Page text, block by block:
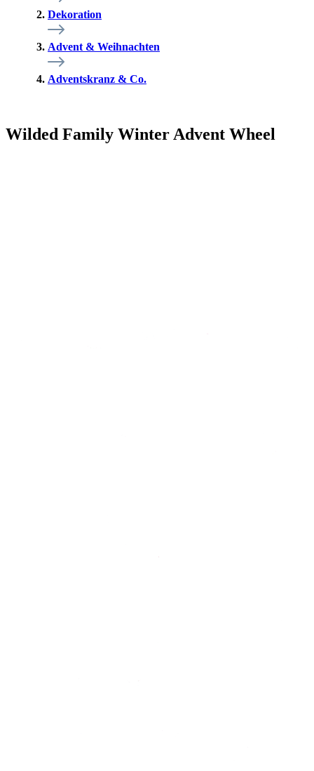
Dekoration
Advent & Weihnachten
Adventskranz & Co.
Wilded Family Winter Advent Wheel